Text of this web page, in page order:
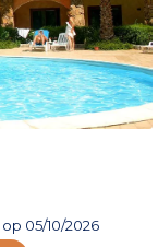
op 05/10/2026